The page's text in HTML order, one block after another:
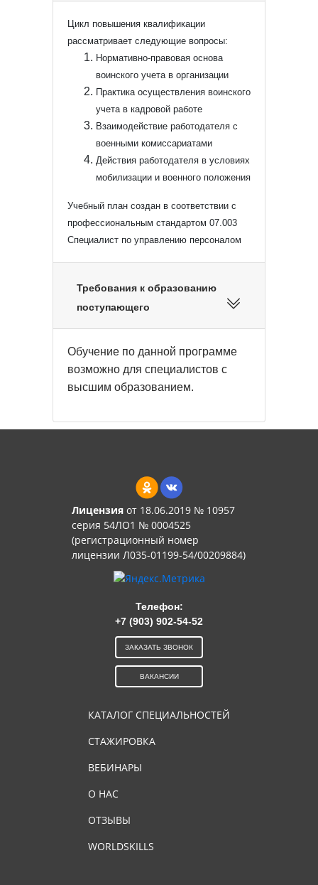
Цикл повышения квалификации
рассматривает следующие вопросы:
Нормативно-правовая основа
воинского учета в организации
Практика осуществления воинского
учета в кадровой работе
Взаимодействие работодателя с
военными комиссариатами
Действия работодателя в условиях
мобилизации и военного положения
Учебный план создан в соответствии с
профессиональным стандартом 07.003
Специалист по управлению персоналом
Требования к образованию
поступающего
Обучение по данной программе
возможно для специалистов с
высшим образованием.
Лицензияот 18.06.2019 № 10957
серия 54ЛО1 № 0004525
(регистрационный номер
лицензии Л035-01199-54/00209884)
КАТАЛОГ СПЕЦИАЛЬНОСТЕЙ
СТАЖИРОВКА
ВЕБИНАРЫ
О НАС
ОТЗЫВЫ
WORLDSKILLS
Телефон:
+7 (903) 902-54-52
ЗАКАЗАТЬ ЗВОНОК
ВАКАНСИИ